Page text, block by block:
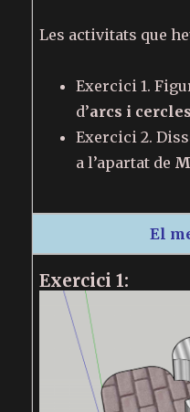
Les activitats que
Exercici 1.
d’arcs i cercles
Exercici 2.
a l’apartat de
El
Exercici 1: